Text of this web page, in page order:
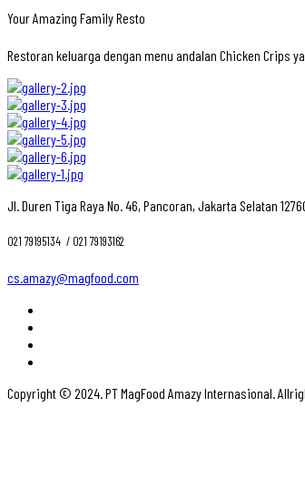
Your Amazing Family Resto
Restoran keluarga dengan menu andalan Chicken Crips
Jl. Duren Tiga Raya No. 46, Pancoran, Jakarta Selatan
021 79195134 ‎ / 021 79193162
cs.amazy@magfood.com
Copyright © 2024. PT MagFood Amazy Internasional.